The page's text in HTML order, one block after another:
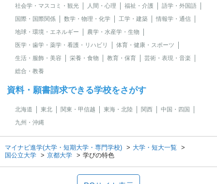
社会学・マスコミ・観光
人間・心理 福祉・介護
語学・外国語
国際・国際関係
数学・物理・化学 工学・建築
情報学・通信
地球・環境・エネルギー
農学・水産学・生物
医学・歯学・薬学・看護・リハビリ
体育・健康・スポーツ
生活・服飾・美容
栄養・食物 教育・保育
芸術・表現・音楽
総合・教養
資料・願書請求できる学校をさがす
北海道 東北 関東・甲信越 東海・北陸 関西
中国・四国
九州・沖縄
マイナビ進学(大学・短期大学・専門学校)
大学・短大一覧
国公立大学
京都大学 学びの特色